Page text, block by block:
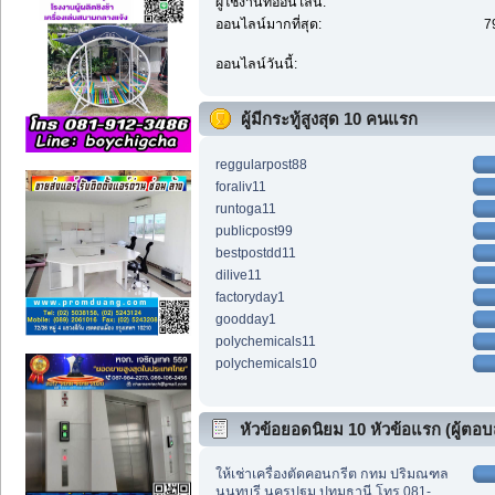
ออนไลน์มากที่สุด:
ออนไลน์วันนี้:
ผู้มีกระทู้สูงสุด 10 คนแรก
reggularpost88
foraliv11
runtoga11
publicpost99
bestpostdd11
dilive11
factoryday1
goodday1
polychemicals11
polychemicals10
หัวข้อยอดนิยม 10 หัวข้อแรก (ผู้ตอบ
ให้เช่าเครื่องตัดคอนกรีต กทม ปริมณฑล
นนทบุรี นครปฐม ปทุมธานี โทร 081-